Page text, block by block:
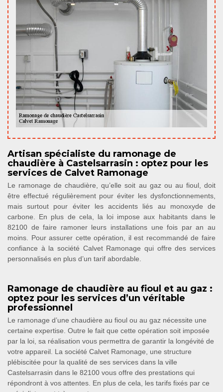
Artisan spécialiste du ramonage de
chaudière à Castelsarrasin : optez pour les
services de Calvet Ramonage
Le ramonage de chaudière, qu’elle soit au gaz ou au fioul, doit
être effectué régulièrement pour éviter les dysfonctionnements,
mais surtout pour éviter les accidents liés au monoxyde de
carbone. En plus de cela, la loi impose aux habitants dans le
82100 de faire ramoner leurs installations une fois par an au
moins. Pour assurer cette opération, il est recommandé de faire
confiance à la société Calvet Ramonage qui offre des services
personnalisés en plus d’un tarif abordable.
Ramonage de chaudière au fioul et au gaz :
optez pour les services d’un véritable
professionnel
Le ramonage d’une chaudière au fioul ou au gaz nécessite une
certaine expertise. Outre le fait que cette opération soit imposée
par la loi, sa réalisation vous permettra de garantir la longévité de
votre appareil. La société Calvet Ramonage, une structure
plébiscitée pour la qualité de ses services dans la ville
Castelsarrasin dans le 82100 vous offre des prestations qui
répondront à vos attentes. En plus de cela, les tarifs fixés par ce